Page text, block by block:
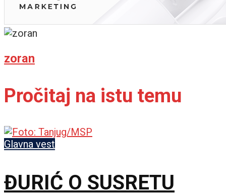
zoran
Pročitaj na istu temu
Glavna vest
ĐURIĆ O SUSRETU